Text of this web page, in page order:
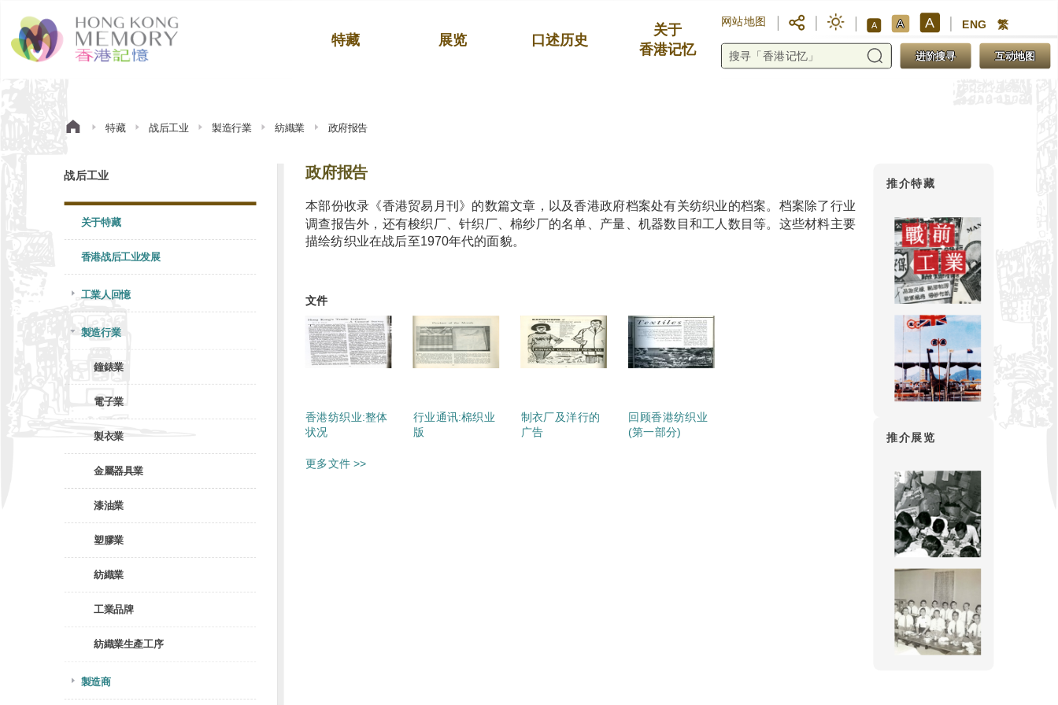
特藏 展览 口述历史
关于
香港记忆
网站地图 A A A ENG 繁
进阶搜寻 互动地图
特藏 战后工业 製造行業 紡織業 政府报告
战后工业
关于特藏
香港战后工业发展
工業人回憶
製造行業
鐘錶業
電子業
製衣業
金屬器具業
漆油業
塑膠業
紡織業
工業品牌
紡織業生產工序
製造商
政府报告
本部份收录《香港贸易月刊》的数篇文章，以及香港政府档案处有关纺织业的档案。档案除了行业
调查报告外，还有梭织厂、针织厂、棉纱厂的名单、产量、机器数目和工人数目等。这些材料主要
描绘纺织业在战后至1970年代的面貌。
文件
香港纺织业:整体
状况
行业通讯:棉织业
版
制衣厂及洋行的
广告
回顾香港纺织业
(第一部分)
更多文件 >>
推介特藏
推介展览